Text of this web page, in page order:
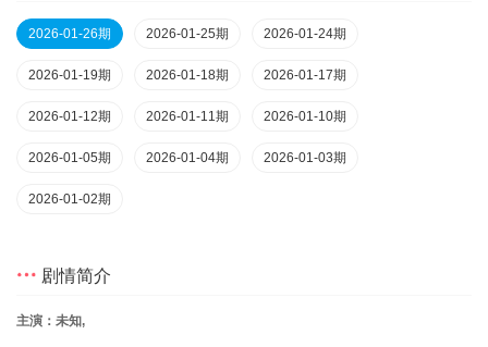
2026-01-26期 2026-01-25期 2026-01-24期
2026-01-19期 2026-01-18期 2026-01-17期
2026-01-12期 2026-01-11期 2026-01-10期
2026-01-05期 2026-01-04期 2026-01-03期
2026-01-02期
剧情简介
主演：未知,